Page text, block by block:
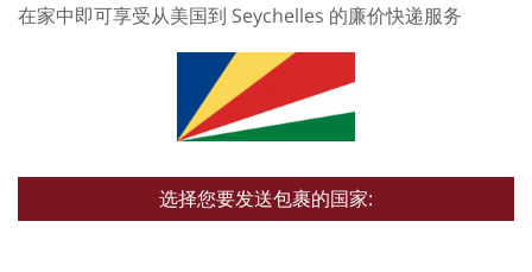
在家中即可享受从美国到 Seychelles 的廉价快递服务
选择您要发送包裹的国家: